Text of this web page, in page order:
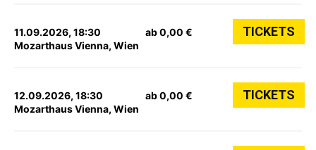
11.09.2026, 18:30
Mozarthaus Vienna, Wien
ab 0,00 € TICKETS
12.09.2026, 18:30
Mozarthaus Vienna, Wien
ab 0,00 € TICKETS